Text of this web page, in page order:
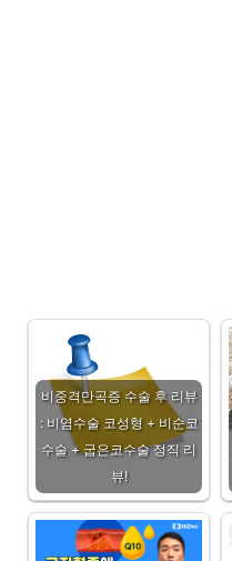
비중격만곡증 수술 후 리뷰
: 비염수술 코성형 + 비순코
수술 + 굽은코수술 정직 리
뷰!